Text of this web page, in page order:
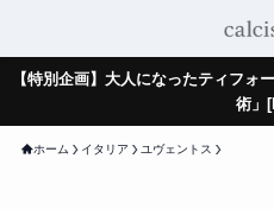
【特別企画】大人になったティフォ
術」
ホーム イタリア ユヴェントス